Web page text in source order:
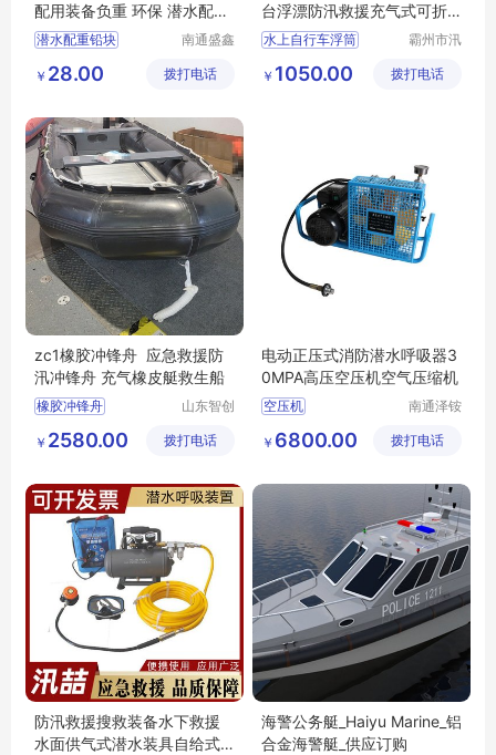
配用装备负重 环保 潜水配重
铅
潜水配重铅块
南通盛鑫
有限公司
￥ 28.00 拨打电话
台浮漂防汛救援充气式可折
叠浮标
水上自行车浮筒
充气式可折叠浮标
霸州市汛
备有限公
￥ 1050.00 拨打电话
zc1橡胶冲锋舟 应急救援防
汛冲锋舟 充气橡皮艇救生船
橡胶冲锋舟
充气橡皮艇救生船
山东智创
有限公司
￥ 2580.00 拨打电话
电动正压式消防潜水呼吸器3
0MPA高压空压机空气压缩机
空压机
南通泽铵
有限公司
￥ 6800.00 拨打电话
防汛救援搜救装备水下救援
水面供气式潜水装具自给式
海警公务艇_Haiyu Marine_铝
合金海警艇_供应订购